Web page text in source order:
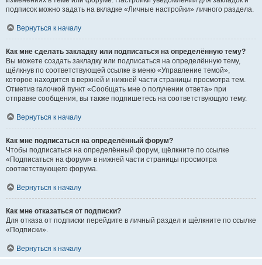
подписок можно задать на вкладке «Личные настройки» личного раздела.
Вернуться к началу
Как мне сделать закладку или подписаться на определённую тему?
Вы можете создать закладку или подписаться на определённую тему,
щёлкнув по соответствующей ссылке в меню «Управление темой»,
которое находится в верхней и нижней части страницы просмотра тем.
Отметив галочкой пункт «Сообщать мне о получении ответа» при
отправке сообщения, вы также подпишетесь на соответствующую тему.
Вернуться к началу
Как мне подписаться на определённый форум?
Чтобы подписаться на определённый форум, щёлкните по ссылке
«Подписаться на форум» в нижней части страницы просмотра
соответствующего форума.
Вернуться к началу
Как мне отказаться от подписки?
Для отказа от подписки перейдите в личный раздел и щёлкните по ссылке
«Подписки».
Вернуться к началу